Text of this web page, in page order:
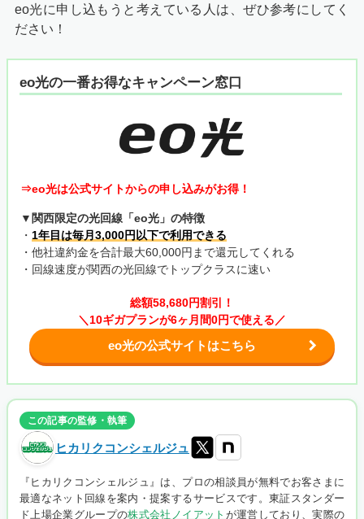
eo光に申し込もうと考えている人は、ぜひ参考にしてく
ださい！
eo光の一番お得なキャンペーン窓口
⇒eo光は公式サイトからの申し込みがお得！
▼関西限定の光回線「eo光」の特徴
・ 1年目は毎月3,000円以下で利用できる
・他社違約金を合計最大60,000円まで還元してくれる
・回線速度が関西の光回線でトップクラスに速い
総額58,680円割引！
＼10ギガプランが6ヶ月間0円で使える／
eo光の公式サイトはこちら
この記事の監修・執筆
ヒカリクコンシェルジュ
『ヒカリクコンシェルジュ』は、プロの相談員が無料でお客さまに
最適なネット回線を案内・提案するサービスです。東証スタンダー
ド上場企業グループの株式会社ノイアット が運営しており、実際の